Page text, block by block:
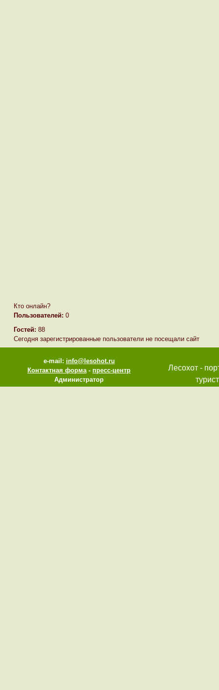
Кто онлайн?
Пользователей: 0
Гостей: 88
Сегодня зарегистрированные пользователи не посещали сайт
e-mail: info@lesohot.ru
Контактная форма-пресс-центр
Администратор
Лесохот -